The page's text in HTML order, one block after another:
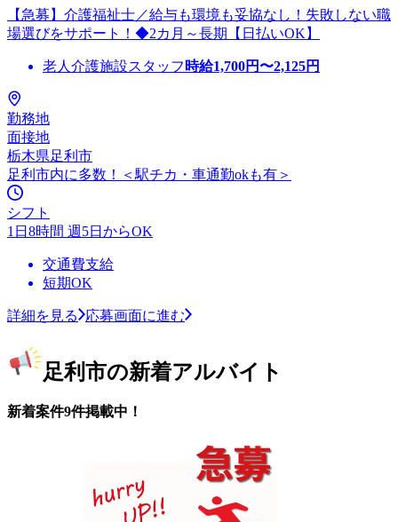
【急募】介護福祉士／給与も環境も妥協なし！失敗しない職
場選びをサポート！◆2カ月～長期【日払いOK】
老人介護施設スタッフ 時給1,700円〜2,125円
勤務地
面接地
栃木県足利市
足利市内に多数！＜駅チカ・車通勤okも有＞
シフト
1日8時間 週5日からOK
交通費支給
短期OK
詳細を見る 応募画面に進む
足利市の新着アルバイト
新着案件9件掲載中！